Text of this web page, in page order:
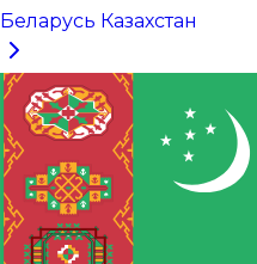
Беларусь Казахстан